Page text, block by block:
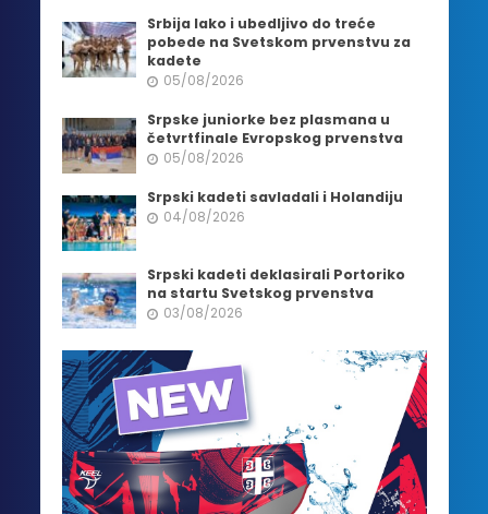
Srbija lako i ubedljivo do treće
pobede na Svetskom prvenstvu za
kadete
05/08/2026
Srpske juniorke bez plasmana u
četvrtfinale Evropskog prvenstva
05/08/2026
Srpski kadeti savladali i Holandiju
04/08/2026
Srpski kadeti deklasirali Portoriko
na startu Svetskog prvenstva
03/08/2026